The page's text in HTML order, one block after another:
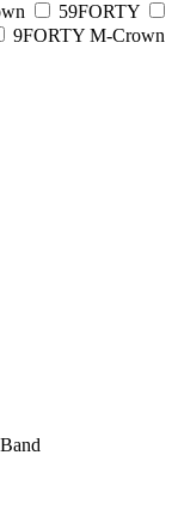
59FORTY
9FORTY M-Crown